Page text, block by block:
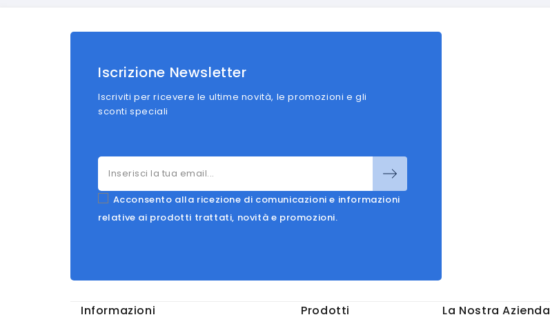
Iscrizione Newsletter
Iscriviti per ricevere le ultime novità, le promozioni e gli
sconti speciali
Acconsento alla ricezione di comunicazioni e informazioni
relative ai prodotti trattati, novità e promozioni.
Informazioni Prodotti La Nostra Azienda